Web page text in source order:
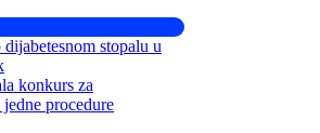
stopalu u
konkurs za
procedure